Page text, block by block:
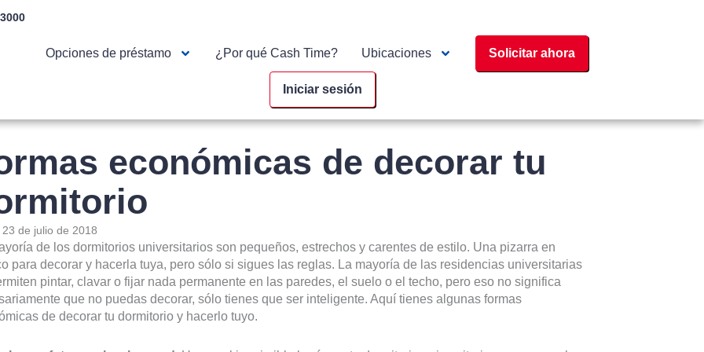
Opciones de préstamo ¿Por qué Cash Time? Ubicaciones Solicitar ahora
Iniciar sesión
económicas de decorar tu
23 de julio de 2018
de los dormitorios universitarios son pequeños, estrechos y carentes de estilo. Una pizarra en
para decorar y hacerla tuya, pero sólo si sigues las reglas. La mayoría de las residencias universitarias
pintar, clavar o fijar nada permanente en las paredes, el suelo o el techo, pero eso no significa
que no puedas decorar, sólo tienes que ser inteligente. Aquí tienes algunas formas
de decorar tu dormitorio y hacerlo tuyo.